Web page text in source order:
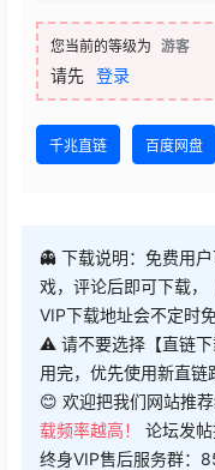
您当前的等级为 游客
请先 登录
千兆直链 百度网盘
👻 下载说明：免费用
戏，评论后即可下载，
VIP下载地址会不定时
⚠ 请不要选择【直链
用完，优先使用新直链
😊 欢迎把我们网站推荐
载频率越高！ 论坛发
终身VIP售后服务群：